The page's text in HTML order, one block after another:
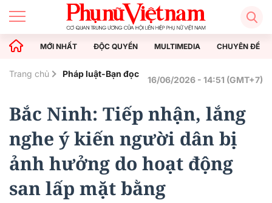
MỚI NHẤT ĐỘC QUYỀN MULTIMEDIA CHUYÊN ĐỀ
Trang chủ Pháp luật-Bạn đọc
16/06/2026 - 14:51 (GMT+7)
Bắc Ninh: Tiếp nhận, lắng
nghe ý kiến người dân bị
ảnh hưởng do hoạt động
san lấp mặt bằng